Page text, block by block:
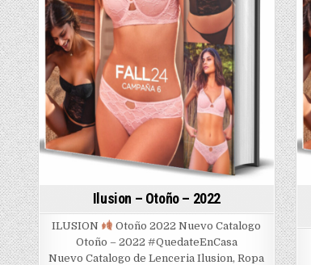
Ilusion – Otoño – 2022
ILUSION
Otoño 2022 Nuevo Catalogo
Otoño – 2022 #QuedateEnCasa
Nuevo Catalogo de Lenceria Ilusion, Ropa